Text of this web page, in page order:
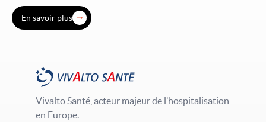
En savoir plus
Vivalto Santé, acteur majeur de l’hospitalisation
en Europe.